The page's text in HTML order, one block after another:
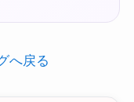
へ戻る